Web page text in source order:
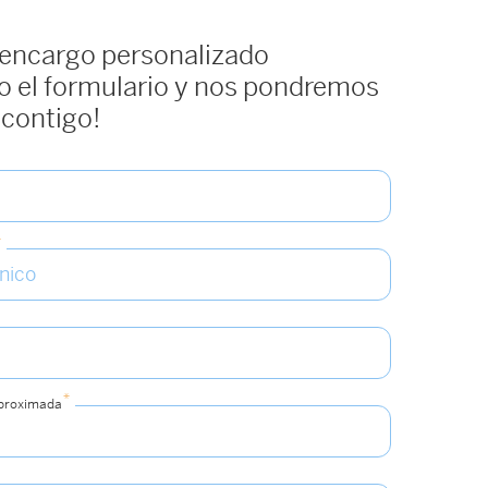
personalizado
el formulario y nos pondremos
*